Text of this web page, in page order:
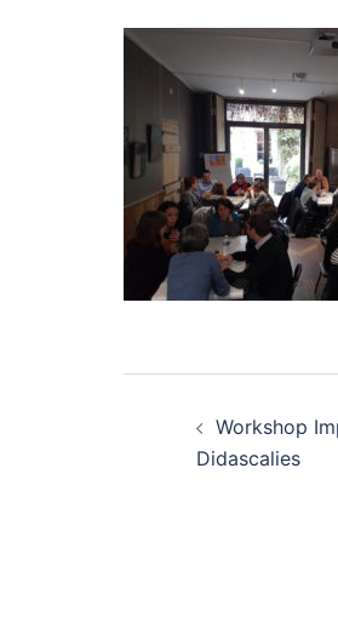
d’article
Workshop
Didascalies